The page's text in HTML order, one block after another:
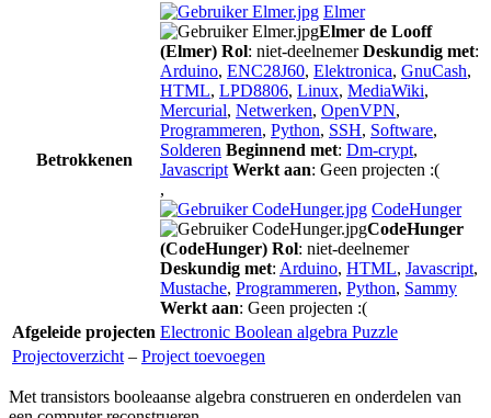
Betrokkenen
Elmer
Elmer de Looff
(Elmer) Rol: niet-deelnemerDeskundig met:
Arduino, ENC28J60, Elektronica, GnuCash,
HTML, LPD8806, Linux, MediaWiki,
Mercurial, Netwerken, OpenVPN,
Programmeren, Python, SSH, Software,
Solderen Beginnend met: Dm-crypt,
Javascript Werkt aan: Geen projecten :(
,
CodeHunger
CodeHunger
(CodeHunger) Rol: niet-deelnemer
Deskundig met: Arduino, HTML, Javascript,
Mustache, Programmeren, Python, Sammy
Werkt aan: Geen projecten :(
Afgeleide projecten Electronic Boolean algebra Puzzle
Projectoverzicht – Project toevoegen
Met transistors booleaanse algebra construeren en onderdelen van